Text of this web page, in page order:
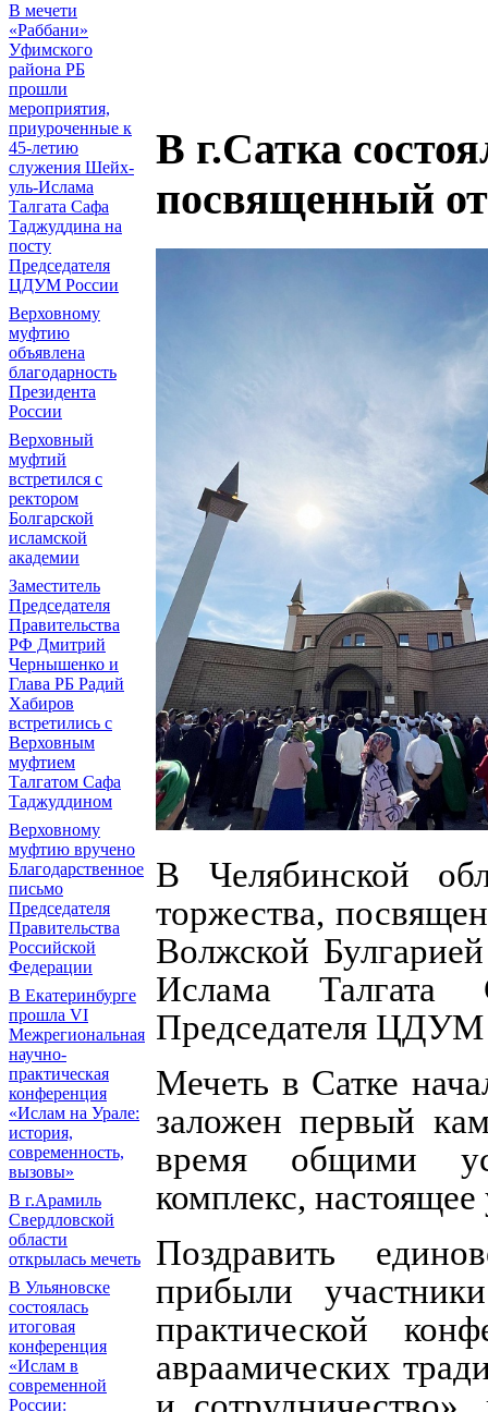
В мечети
«Раббани»
Уфимского
района РБ
прошли
мероприятия,
приуроченные к
45-летию
служения Шейх-
уль-Ислама
Талгата Сафа
Таджуддина на
посту
Председателя
ЦДУМ России
Верховному
муфтию
объявлена
благодарность
Президента
России
Верховный
муфтий
встретился с
ректором
Болгарской
исламской
академии
Заместитель
Председателя
Правительства
РФ Дмитрий
Чернышенко и
Глава РБ Радий
Хабиров
встретились с
Верховным
муфтием
Талгатом Сафа
Таджуддином
Верховному
муфтию вручено
Благодарственное
письмо
Председателя
Правительства
Российской
Федерации
В Екатеринбурге
прошла VI
Межрегиональная
научно-
практическая
конференция
«Ислам на Урале:
история,
современность,
вызовы»
В г.Арамиль
Свердловской
области
открылась мечеть
В Ульяновске
состоялась
итоговая
конференция
«Ислам в
современной
России:
В г.Сатка
посвященный
В Челябинской
торжества,
Волжской
Ислама
Председателя ЦДУМ
Мечеть в Сатке
заложен первый
время общими
комплекс,
Поздравить
прибыли
практической
авраамических